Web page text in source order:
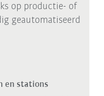
op productie- of
geautomatiseerd
en stations